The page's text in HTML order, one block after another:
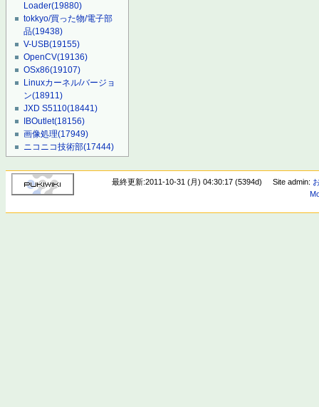
Loader(19880)
tokkyo/買った物/電子部
品(19438)
V-USB(19155)
OpenCV(19136)
OSx86(19107)
Linuxカーネル/バージョ
ン(18911)
JXD S5110(18441)
IBOutlet(18156)
画像処理(17949)
ニコニコ技術部(17444)
最終更新:2011-10-31 (月) 04:30:17 (5394d) Site admin: